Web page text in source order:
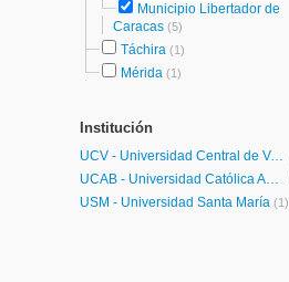
Municipio Libertador de
Caracas (5)
Táchira (1)
Mérida (1)
Institución
UCV - Universidad Central de Venezuela
UCAB - Universidad Católica Andrés Bello
USM - Universidad Santa María (1)